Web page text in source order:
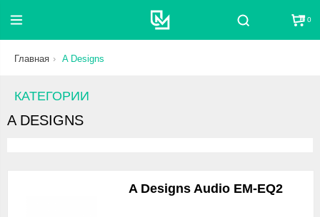
Поиск 0
Главная A Designs
КАТЕГОРИИ
A DESIGNS
A Designs Audio EM-EQ2